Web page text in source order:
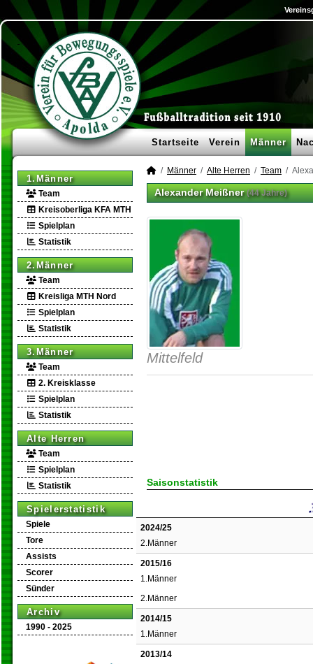
Startseite Verein Männer
1.Männer
Team
Kreisoberliga KFA MTH
Spielplan
Statistik
2.Männer
Team
Kreisliga MTH Nord
Spielplan
Statistik
3.Männer
Team
2. Kreisklasse
Spielplan
Statistik
Alte Herren
Team
Spielplan
Statistik
Spielerstatistik
Spiele
Tore
Assists
Scorer
Sünder
Archiv
1990 - 2025
Männer Alte Herren Team
Alexander Meißner(44 Jahre)
Mittelfeld
Saisonstatistik
2024/25
2.Männer
2015/16
1.Männer
2.Männer
2014/15
1.Männer
2013/14